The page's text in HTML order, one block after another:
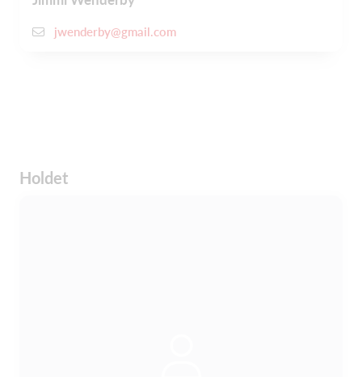
jwenderby@gmail.com
Holdet